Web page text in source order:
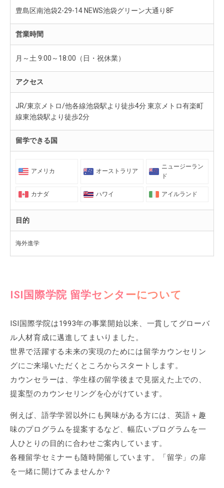
豊島区南池袋2-29-14 NEWS池袋グリーン大通り8F
営業時間
月～土 9:00～18:00（日・祝休業）
アクセス
JR/東京メトロ/他各線池袋駅より徒歩4分 東京メトロ有楽町
線東池袋駅より徒歩2分
留学できる国
アメリカ オーストラリア
ニュージーラン
ド
カナダ ハワイ アイルランド
目的
海外進学
ISI国際学院 留学センターについて
ISI国際学院は1993年の事業開始以来、一貫してグローバ
ル人材育成に邁進してまいりました。
世界で活躍する未来の実現のためには留学カウンセリン
グにご来場いただくところからスタートします。
カウンセラーは、学生様の留学後まで見据えた上での、
提案型のカウンセリングを心がけています。
例えば、語学学習以外にも興味がある方には、英語＋趣
味のプログラムを提案するなど、幅広いプログラムを一
人ひとりの目的に合わせご案内しています。
各種留学セミナーも随時開催しています。「留学」の扉
を一緒に開けてみませんか？